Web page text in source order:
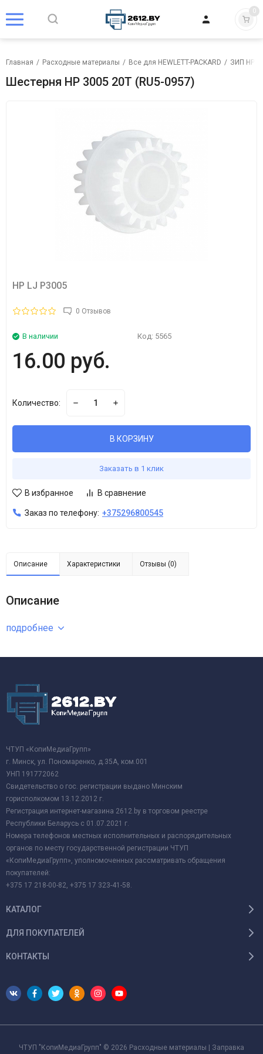
0
Главная / Расходные материалы / Все для HEWLETT-PACKARD / ЗИП HP
Шестерня HP 3005 20T (RU5-0957)
HP LJ P3005
0 Отзывов
В наличии Код: 5565
16.00 руб.
Количество:
В КОРЗИНУ
Заказать в 1 клик
В избранное В сравнение
Заказ по телефону: +375296800545
Описание Характеристики Отзывы (0)
Описание
подробнее
ЧТУП «КопиМедиаГрупп»
г. Минск, ул. Пономаренко, д.35А, ком.001
УНП 191772062
Свидетельство о гос. регистрации выдано Минским
горисполкомом 13.12.2012 г.
Регистрация интернет-магазина 2612.by в торговом реестре
Республики Беларусь с 01.07.2021 г.
Номера телефонов местных исполнительных и распорядительных
органов по месту государственной регистрации ЧТУП
«КопиМедиаГрупп», уполномоченных рассматривать обращения
покупателей:
+375 17 218-00-82, +375 17 323-41-58.
КАТАЛОГ
ДЛЯ ПОКУПАТЕЛЕЙ
КОНТАКТЫ
ЧТУП "КопиМедиаГрупп" © 2026 Расходные материалы | Заправка